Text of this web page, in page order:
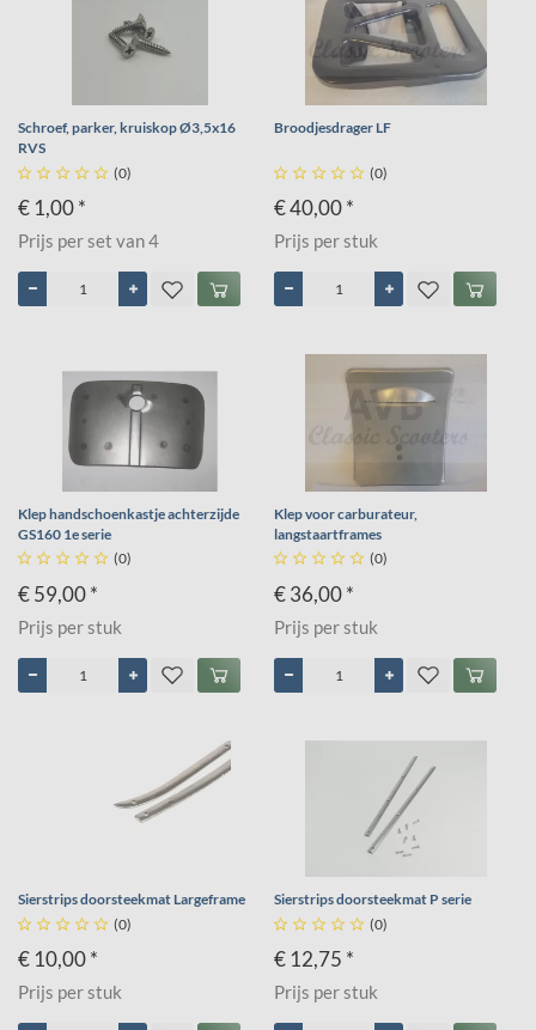
Schroef, parker, kruiskop Ø3,5x16
RVS
     (0)
€ 1,00 *
Prijs per set van 4
Broodjesdrager LF
     (0)
€ 40,00 *
Prijs per stuk
Klep handschoenkastje achterzijde
GS160 1e serie
     (0)
€ 59,00 *
Prijs per stuk
Klep voor carburateur,
langstaartframes
     (0)
€ 36,00 *
Prijs per stuk
Sierstrips doorsteekmat Largeframe
     (0)
€ 10,00 *
Prijs per stuk
Sierstrips doorsteekmat P serie
     (0)
€ 12,75 *
Prijs per stuk